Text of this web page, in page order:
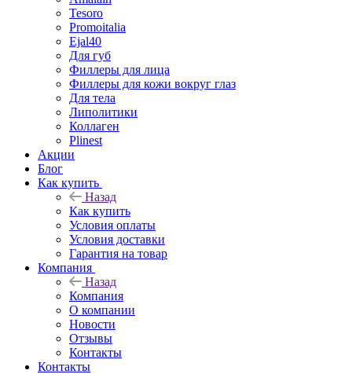
Tesoro
Promoitalia
Ejal40
Для губ
Филлеры для лица
Филлеры для кожи вокруг глаз
Для тела
Липолитики
Коллаген
Plinest
Акции
Блог
Как купить
Назад
Как купить
Условия оплаты
Условия доставки
Гарантия на товар
Компания
Назад
Компания
О компании
Новости
Отзывы
Контакты
Контакты